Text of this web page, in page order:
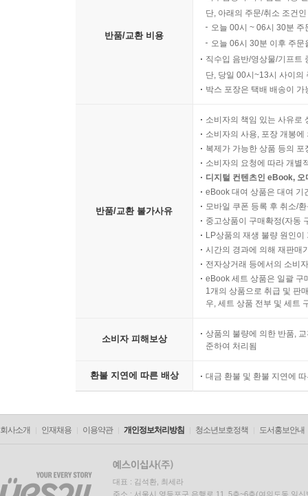
반품/교환 비용
단, 아래의 주문/취소 조건
오늘 00시 ~ 06시 30분
오늘 06시 30분 이후 주
직수입 음반/영상물/기프트
단, 당일 00시~13시 사이의
박스 포장은 택배 배송이
반품/교환 불가사유
소비자의 책임 있는 사유로
소비자의 사용, 포장 개봉
복제가 가능한 상품 등의
소비자의 요청에 따라 개별
디지털 컨텐츠인 eBook,
eBook 대여 상품은 대여 기
모바일 쿠폰 등록 후 취소/
중고상품이 구매확정(자동
LP상품의 재생 불량 원인
시간의 경과에 의해 재판매
전자상거래 등에서의 소비
eBook 세트 상품은 일괄 구
1개의 상품으로 취급 및 판
우, 세트 상품 전부 및 세트
소비자 피해보상
상품의 불량에 의한 반품,
준하여 처리됨
환불 지연에 따른 배상 대금 환불 및 환불 지연에
회사소개 인재채용 이용약관 개인정보처리방침 청소년보호정책 도서홍보안내
대표 : 김석환, 최세라
주소 : 서울시 영등포구 은행로 11, 5층~6층(여의도동,일신